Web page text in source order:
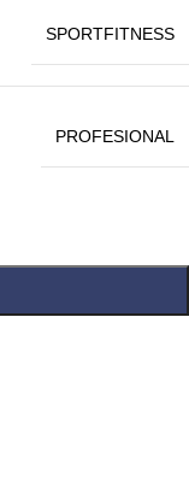
SPORTFITNESS
PROFESIONAL